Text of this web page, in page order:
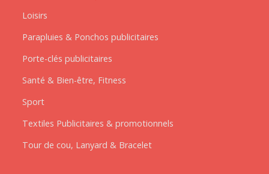
Loisirs
Parapluies & Ponchos publicitaires
Porte-clés publicitaires
Santé & Bien-être, Fitness
Sport
Textiles Publicitaires & promotionnels
Tour de cou, Lanyard & Bracelet